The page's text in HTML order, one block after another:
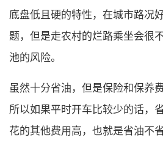
底盘低且硬的特性，在城市路况
题，但是走农村的烂路乘坐会很
池的风险。
虽然十分省油，但是保险和保养
所以如果平时开车比较少的话，
花的其他费用高，也就是省油不省